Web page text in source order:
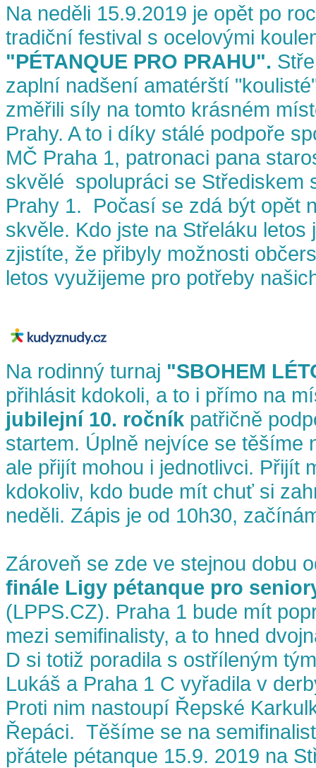
Na neděli 15.9.2019 je opět po
tradiční festival s ocelovými
"PÉTANQUE PRO PRAHU".
zaplní nadšení amatérští
změřili síly na tomto krásném
Prahy. A to i díky stálé podpoře
MČ Praha 1, patronaci pana
skvělé spolupráci se Střediskem
Prahy 1. Počasí se zdá být opět
skvěle. Kdo jste na Střeláku letos
zjistíte, že přibyly možnosti
letos využijeme pro potřeby
Na rodinný turnaj "SBOHEM
přihlásit kdokoli, a to i přímo na
jubilejní 10. ročník patřičně
startem. Úplně nejvíce se těšíme
ale přijít mohou i jednotlivci. Přijít
kdokoliv, kdo bude mít chuť si
neděli. Zápis je od 10h30,
Zároveň se zde ve stejnou dobu
finále Ligy pétanque pro
(LPPS.CZ). Praha 1 bude mít
mezi semifinalisty, a to hned
D si totiž poradila s ostříleným
Lukáš a Praha 1 C vyřadila v
Proti nim nastoupí Řepské
Řepáci. Těšíme se na
přátele pétanque 15.9. 2019 na